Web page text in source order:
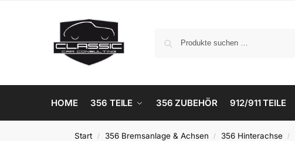
HOME 356 TEILE 356 ZUBEHÖR 912/911 TEILE
Start / 356 Bremsanlage & Achsen / 356 Hinterachse /